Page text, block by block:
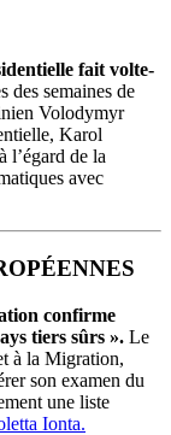
fait volte-
des semaines de
Volodymyr
Karol
l’égard de la
avec
confirme
tiers sûrs ». Le
à la Migration,
son examen du
une liste
Ionta.